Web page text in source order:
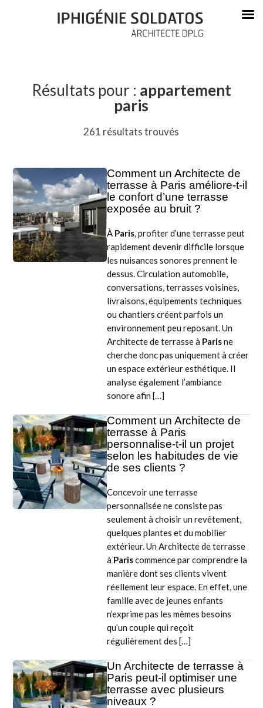
Résultats pour : appartement
paris
261 résultats trouvés
Comment un Architecte de
terrasse à Paris améliore-t-il
le confort d’une terrasse
exposée au bruit ?
À Paris, profiter d’une terrasse peut
rapidement devenir difficile lorsque
les nuisances sonores prennent le
dessus. Circulation automobile,
conversations, terrasses voisines,
livraisons, équipements techniques
ou chantiers créent parfois un
environnement peu reposant. Un
Architecte de terrasse à Parisne
cherche donc pas uniquement à créer
un espace extérieur esthétique. Il
analyse également l’ambiance
sonore afin […]
Comment un Architecte de
terrasse à Paris
personnalise-t-il un projet
selon les habitudes de vie
de ses clients ?
Concevoir une terrasse
personnalisée ne consiste pas
seulement à choisir un revêtement,
quelques plantes et du mobilier
extérieur. Un Architecte de terrasse
à Pariscommence par comprendre la
manière dont ses clients vivent
réellement leur espace. En effet, une
famille avec de jeunes enfants
n’exprime pas les mêmes besoins
qu’un couple qui reçoit
régulièrement des […]
Un Architecte de terrasse à
Paris peut-il optimiser une
terrasse avec plusieurs
niveaux ?